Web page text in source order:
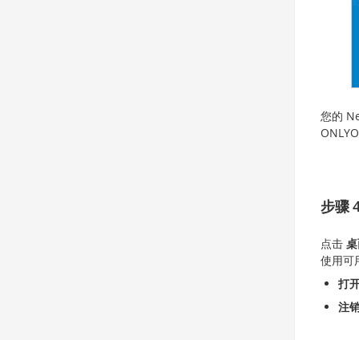
您的
步骤
点击
使用可
打
注